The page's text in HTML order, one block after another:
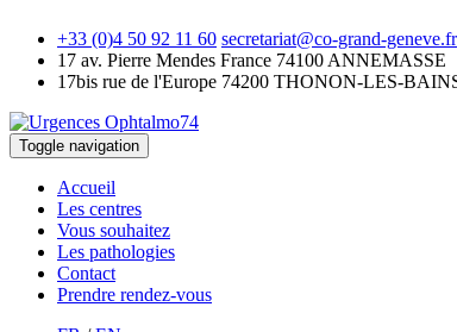
+33 (0)4 50 92 11 60 secretariat@co-grand-geneve.fr
17 av. Pierre Mendes France 74100 ANNEMASSE
17bis rue de l'Europe 74200 THONON-LES-
Toggle navigation
Accueil
Les centres
Vous souhaitez
Les pathologies
Contact
Prendre rendez-vous